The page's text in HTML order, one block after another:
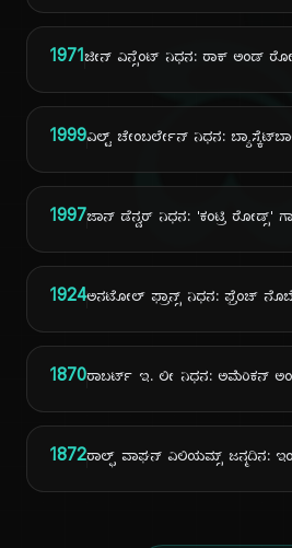
1971ಜೀನ್ ವಿನ್ಸೆಂಟ್ ನಿಧನ: ರಾಕ್ ಅಂಡ್
1999ವಿಲ್ಟ್ ಚೇಂಬರ್ಲೇನ್ ನಿಧನ:
1997ಜಾನ್ ಡೆನ್ವರ್ ನಿಧನ: 'ಕಂಟ್ರಿ ರೋಡ್ಸ್'
1924ಅನಟೋಲ್ ಫ್ರಾನ್ಸ್ ನಿಧನ: ಫ್ರೆಂಚ್
1870ರಾಬರ್ಟ್ ಇ. ಲೀ ನಿಧನ: ಅಮೆರಿಕನ್
1872ರಾಲ್ಫ್ ವಾಘನ್ ವಿಲಿಯಮ್ಸ್ ಜನ್ಮದಿನ: